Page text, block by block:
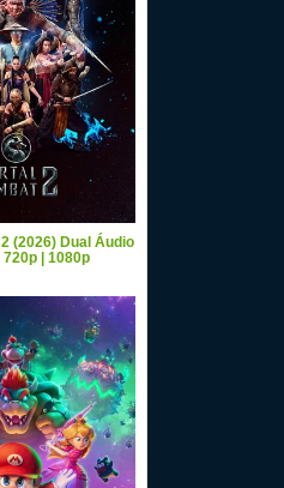
(2026) Dual Áudio
720p | 1080p